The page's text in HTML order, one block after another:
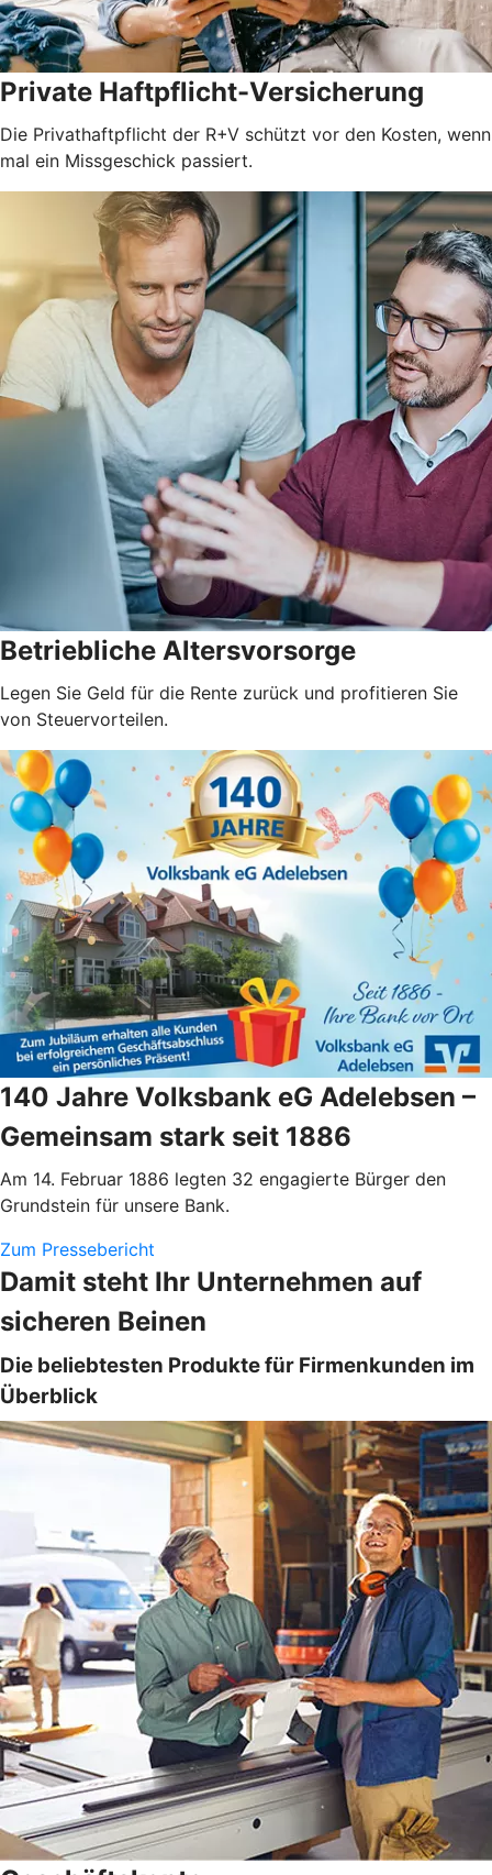
Private Haftpflicht-Versicherung
Die Privathaftpflicht der R+V schützt vor den Kosten, wenn
mal ein Missgeschick passiert.
Betriebliche Altersvorsorge
Legen Sie Geld für die Rente zurück und profitieren Sie
von Steuervorteilen.
140 Jahre Volksbank eG Adelebsen –
Gemeinsam stark seit 1886
Am 14. Februar 1886 legten 32 engagierte Bürger den
Grundstein für unsere Bank.
Zum Pressebericht
Damit steht Ihr Unternehmen auf
sicheren Beinen
Die beliebtesten Produkte für Firmenkunden im
Überblick